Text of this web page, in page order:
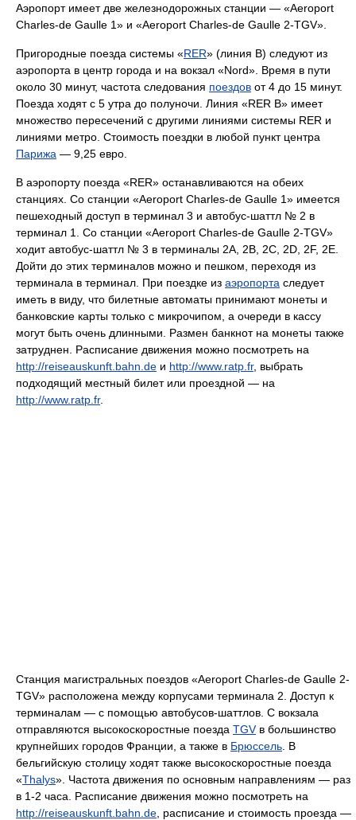
Аэропорт имеет две железнодорожных станции — «Aeroport
Charles-de Gaulle 1» и «Aeroport Charles-de Gaulle 2-TGV».
Пригородные поезда системы «RER» (линия B) следуют из
аэропорта в центр города и на вокзал «Nord». Время в пути
около 30 минут, частота следования поездов от 4 до 15 минут.
Поезда ходят с 5 утра до полуночи. Линия «RER B» имеет
множество пересечений с другими линиями системы RER и
линиями метро. Стоимость поездки в любой пункт центра
Парижа — 9,25 евро.
В аэропорту поезда «RER» останавливаются на обеих
станциях. Со станции «Aeroport Charles-de Gaulle 1» имеется
пешеходный доступ в терминал 3 и автобус-шаттл № 2 в
терминал 1. Со станции «Aeroport Charles-de Gaulle 2-TGV»
ходит автобус-шаттл № 3 в терминалы 2A, 2B, 2C, 2D, 2F, 2E.
Дойти до этих терминалов можно и пешком, переходя из
терминала в терминал. При поездке из аэропорта следует
иметь в виду, что билетные автоматы принимают монеты и
банковские карты только с микрочипом, а очереди в кассу
могут быть очень длинными. Размен банкнот на монеты также
затруднен. Расписание движения можно посмотреть на
http://reiseauskunft.bahn.de и http://www.ratp.fr, выбрать
подходящий местный билет или проездной — на
http://www.ratp.fr.
Станция магистральных поездов «Aeroport Charles-de Gaulle 2-
TGV» расположена между корпусами терминала 2. Доступ к
терминалам — с помощью автобусов-шаттлов. С вокзала
отправляются высокоскоростные поезда TGVв большинство
крупнейших городов Франции, а также в Брюссель . В
бельгийскую столицу ходят также высокоскоростные поезда
«Thalys». Частота движения по основным направлениям — раз
в 1-2 часа. Расписание движения можно посмотреть на
http://reiseauskunft.bahn.de , расписание и стоимость проезда —